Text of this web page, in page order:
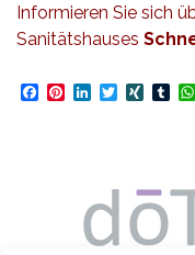
Informieren Sie sich
Sanitätshauses
Facebook
Pinterest
LinkedIn
TwitterXING